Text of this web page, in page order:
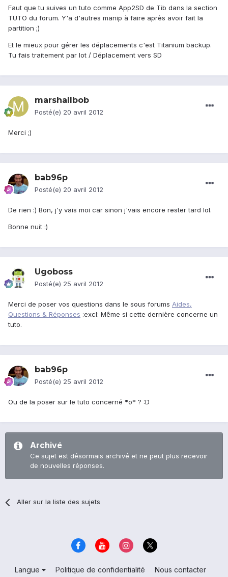
Faut que tu suives un tuto comme App2SD de Tib dans la section
TUTO du forum. Y'a d'autres manip à faire après avoir fait la
partition ;)
Et le mieux pour gérer les déplacements c'est Titanium backup.
Tu fais traitement par lot / Déplacement vers SD
marshallbob
Posté(e) 20 avril 2012
Merci ;)
bab96p
Posté(e) 20 avril 2012
De rien :) Bon, j'y vais moi car sinon j'vais encore rester tard lol.
Bonne nuit :)
Ugoboss
Posté(e) 25 avril 2012
Merci de poser vos questions dans le sous forums Aides,
Questions & Réponses :excl: Même si cette dernière concerne un
tuto.
bab96p
Posté(e) 25 avril 2012
Ou de la poser sur le tuto concerné *o* ? :D
Archivé
Ce sujet est désormais archivé et ne peut plus recevoir
de nouvelles réponses.
Aller sur la liste des sujets
Langue Politique de confidentialité
Nous contacter